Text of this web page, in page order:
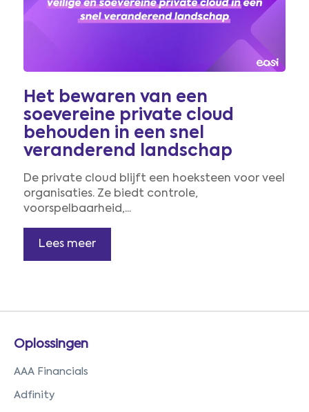
Het bewaren van een
soevereine private cloud
behouden in een snel
veranderend landschap
De private cloud blijft een hoeksteen voor veel
organisaties. Ze biedt controle,
voorspelbaarheid,...
Lees meer
Oplossingen
AAA Financials
Adfinity